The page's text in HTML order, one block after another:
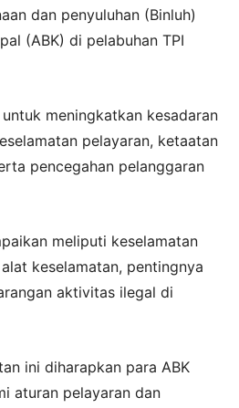
dan penyuluhan (Binluh)
(ABK) di pelabuhan TPI
meningkatkan kesadaran
pelayaran, ketaatan
pencegahan pelanggaran
meliputi keselamatan
keselamatan, pentingnya
aktivitas ilegal di
ini diharapkan para ABK
aturan pelayaran dan